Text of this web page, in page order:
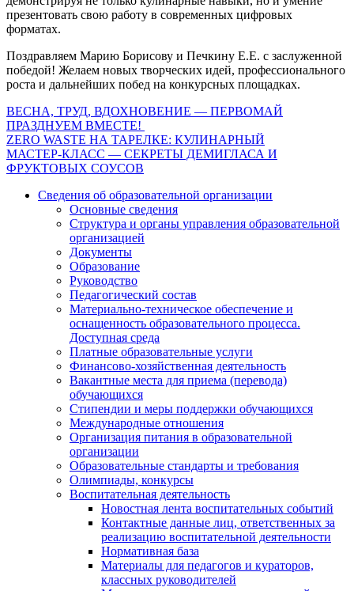
презентовать свою работу в современных цифровых
форматах.
Поздравляем Марию Борисову и Печкину Е.Е. с заслуженной
победой! Желаем новых творческих идей, профессионального
роста и дальнейших побед на конкурсных площадках.
Навигация
по
записям
ВЕСНА, ТРУД, ВДОХНОВЕНИЕ — ПЕРВОМАЙ
ПРАЗДНУЕМ ВМЕСТЕ!
ZERO WASTE НА ТАРЕЛКЕ: КУЛИНАРНЫЙ
МАСТЕР‑КЛАСС — СЕКРЕТЫ ДЕМИГЛАСА И
ФРУКТОВЫХ СОУСОВ
Сведения об образовательной организации
Основные сведения
Структура и органы управления образовательной
организацией
Документы
Образование
Руководство
Педагогический состав
Материально-техническое обеспечение и
оснащенность образовательного процесса.
Доступная среда
Платные образовательные услуги
Финансово-хозяйственная деятельность
Вакантные места для приема (перевода)
обучающихся
Стипендии и меры поддержки обучающихся
Международные отношения
Организация питания в образовательной
организации
Образовательные стандарты и требования
Олимпиады, конкурсы
Воспитательная деятельность
Новостная лента воспитательных событий
Контактные данные лиц, ответственных за
реализацию воспитательной деятельности
Нормативная база
Материалы для педагогов и кураторов,
классных руководителей